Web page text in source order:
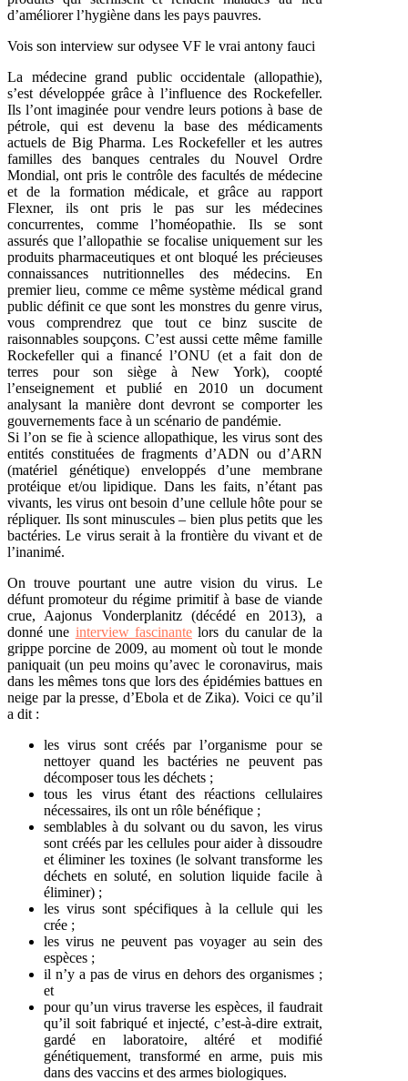
d’améliorer l’hygiène dans les pays pauvres.
Vois son interview sur odysee VF le vrai antony fauci
La médecine grand public occidentale (allopathie),
s’est développée grâce à l’influence des Rockefeller.
Ils l’ont imaginée pour vendre leurs potions à base de
pétrole, qui est devenu la base des médicaments
actuels de Big Pharma. Les Rockefeller et les autres
familles des banques centrales du Nouvel Ordre
Mondial, ont pris le contrôle des facultés de médecine
et de la formation médicale, et grâce au rapport
Flexner, ils ont pris le pas sur les médecines
concurrentes, comme l’homéopathie. Ils se sont
assurés que l’allopathie se focalise uniquement sur les
produits pharmaceutiques et ont bloqué les précieuses
connaissances nutritionnelles des médecins. En
premier lieu, comme ce même système médical grand
public définit ce que sont les monstres du genre virus,
vous comprendrez que tout ce binz suscite de
raisonnables soupçons. C’est aussi cette même famille
Rockefeller qui a financé l’ONU (et a fait don de
terres pour son siège à New York), coopté
l’enseignement et publié en 2010 un document
analysant la manière dont devront se comporter les
gouvernements face à un scénario de pandémie.
Si l’on se fie à science allopathique, les virus sont des
entités constituées de fragments d’ADN ou d’ARN
(matériel génétique) enveloppés d’une membrane
protéique et/ou lipidique. Dans les faits, n’étant pas
vivants, les virus ont besoin d’une cellule hôte pour se
répliquer. Ils sont minuscules – bien plus petits que les
bactéries. Le virus serait à la frontière du vivant et de
l’inanimé.
On trouve pourtant une autre vision du virus. Le
défunt promoteur du régime primitif à base de viande
crue, Aajonus Vonderplanitz (décédé en 2013), a
donné une interview fascinantelors du canular de la
grippe porcine de 2009, au moment où tout le monde
paniquait (un peu moins qu’avec le coronavirus, mais
dans les mêmes tons que lors des épidémies battues en
neige par la presse, d’Ebola et de Zika). Voici ce qu’il
a dit :
les virus sont créés par l’organisme pour se
nettoyer quand les bactéries ne peuvent pas
décomposer tous les déchets ;
tous les virus étant des réactions cellulaires
nécessaires, ils ont un rôle bénéfique ;
semblables à du solvant ou du savon, les virus
sont créés par les cellules pour aider à dissoudre
et éliminer les toxines (le solvant transforme les
déchets en soluté, en solution liquide facile à
éliminer) ;
les virus sont spécifiques à la cellule qui les
crée ;
les virus ne peuvent pas voyager au sein des
espèces ;
il n’y a pas de virus en dehors des organismes ;
et
pour qu’un virus traverse les espèces, il faudrait
qu’il soit fabriqué et injecté, c’est-à-dire extrait,
gardé en laboratoire, altéré et modifié
génétiquement, transformé en arme, puis mis
dans des vaccins et des armes biologiques.